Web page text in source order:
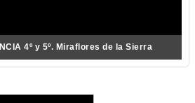
4º y 5º. Miraflores de la Sierra